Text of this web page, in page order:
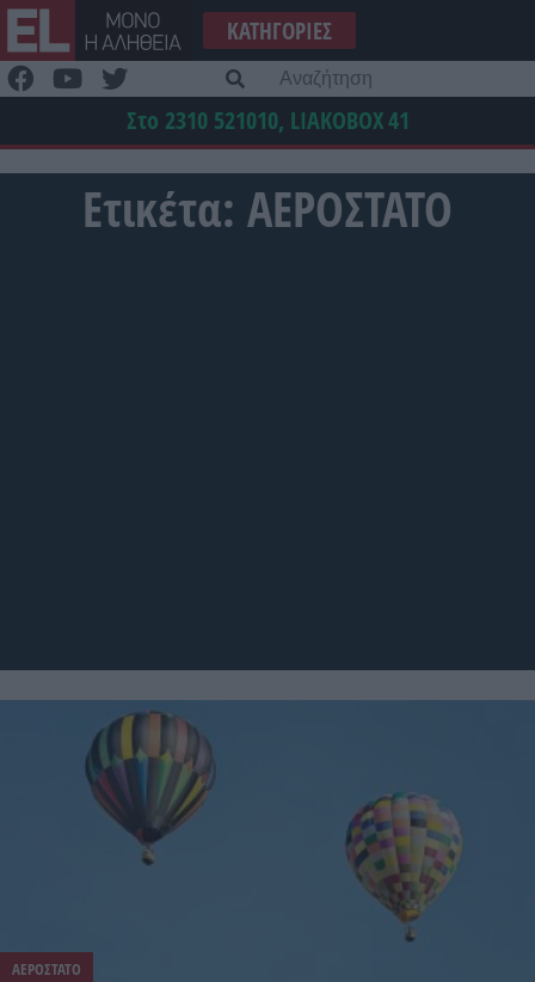
Μετάβαση
στο
περιεχόμενο
ΚΑΤΗΓΟΡΊΕΣ
Στο 2310 521010, LIAKOBOX41
Ετικέτα: ΑΕΡΟΣΤΑΤΟ
ΑΕΡΟΣΤΑΤΟ